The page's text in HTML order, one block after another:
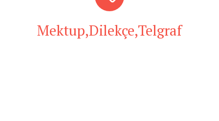
Mektup,Dilekçe,Telgraf